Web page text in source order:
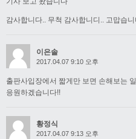
감사합니다.. 무척 감사합니디.. 고맙습니
이은솔
2017.04.07 9:10 오후
출판사입장에서 짧게만 보면 손해보는
응원하겠습니다!!
황정식
2017.04.07 9:13 오후